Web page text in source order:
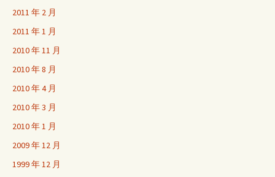
2011 年 2 月
2011 年 1 月
2010 年 11 月
2010 年 8 月
2010 年 4 月
2010 年 3 月
2010 年 1 月
2009 年 12 月
1999 年 12 月